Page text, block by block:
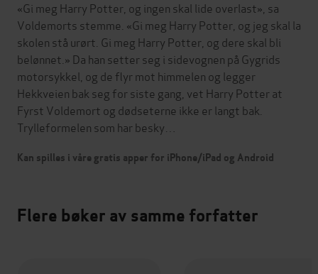
«Gi meg Harry Potter, og ingen skal lide overlast», sa
Voldemorts stemme. «Gi meg Harry Potter, og jeg skal la
skolen stå urørt. Gi meg Harry Potter, og dere skal bli
belønnet.» Da han setter seg i sidevognen på Gygrids
motorsykkel, og de flyr mot himmelen og legger
Hekkveien bak seg for siste gang, vet Harry Potter at
Fyrst Voldemort og dødseterne ikke er langt bak.
Trylleformelen som har besky…
Kan spilles i våre gratis apper for iPhone/iPad og Android
Flere bøker av samme forfatter